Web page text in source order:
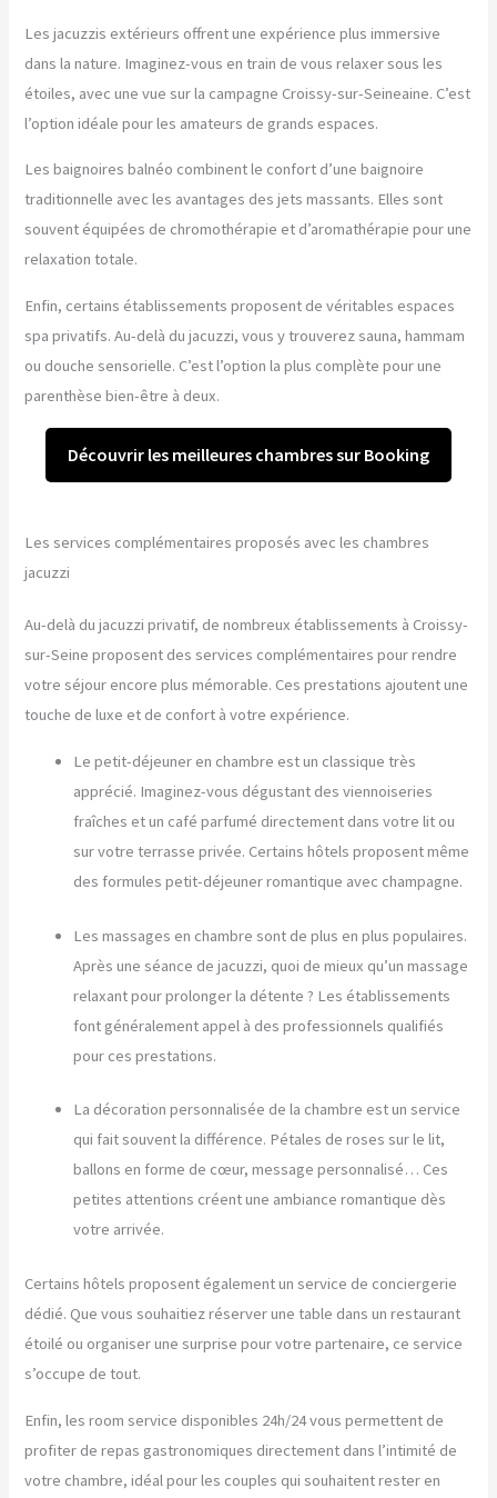
Les jacuzzis extérieurs offrent une expérience plus immersive
dans la nature. Imaginez-vous en train de vous relaxer sous les
étoiles, avec une vue sur la campagne Croissy-sur-Seineaine. C’est
l’option idéale pour les amateurs de grands espaces.
Les baignoires balnéo combinent le confort d’une baignoire
traditionnelle avec les avantages des jets massants. Elles sont
souvent équipées de chromothérapie et d’aromathérapie pour une
relaxation totale.
Enfin, certains établissements proposent de véritables espaces
spa privatifs. Au-delà du jacuzzi, vous y trouverez sauna, hammam
ou douche sensorielle. C’est l’option la plus complète pour une
parenthèse bien-être à deux.
Découvrir les meilleures chambres sur Booking
Les services complémentaires proposés avec les chambres
jacuzzi
Au-delà du jacuzzi privatif, de nombreux établissements à Croissy-
sur-Seine proposent des services complémentaires pour rendre
votre séjour encore plus mémorable. Ces prestations ajoutent une
touche de luxe et de confort à votre expérience.
Le petit-déjeuner en chambre est un classique très
apprécié. Imaginez-vous dégustant des viennoiseries
fraîches et un café parfumé directement dans votre lit ou
sur votre terrasse privée. Certains hôtels proposent même
des formules petit-déjeuner romantique avec champagne.
Les massages en chambre sont de plus en plus populaires.
Après une séance de jacuzzi, quoi de mieux qu’un massage
relaxant pour prolonger la détente ? Les établissements
font généralement appel à des professionnels qualifiés
pour ces prestations.
La décoration personnalisée de la chambre est un service
qui fait souvent la différence. Pétales de roses sur le lit,
ballons en forme de cœur, message personnalisé… Ces
petites attentions créent une ambiance romantique dès
votre arrivée.
Certains hôtels proposent également un service de conciergerie
dédié. Que vous souhaitiez réserver une table dans un restaurant
étoilé ou organiser une surprise pour votre partenaire, ce service
s’occupe de tout.
Enfin, les room service disponibles 24h/24 vous permettent de
profiter de repas gastronomiques directement dans l’intimité de
votre chambre, idéal pour les couples qui souhaitent rester en